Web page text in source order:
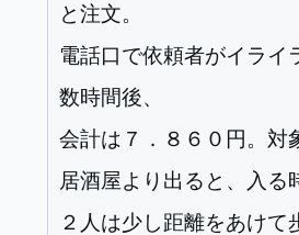
と注文。
電話口で依頼者がイライ
数時間後、
会計は７．８６０円。対
居酒屋より出ると、入
２人は少し距離をあけて